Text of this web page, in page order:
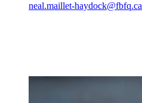
neal.maillet-haydock@fbfq.ca